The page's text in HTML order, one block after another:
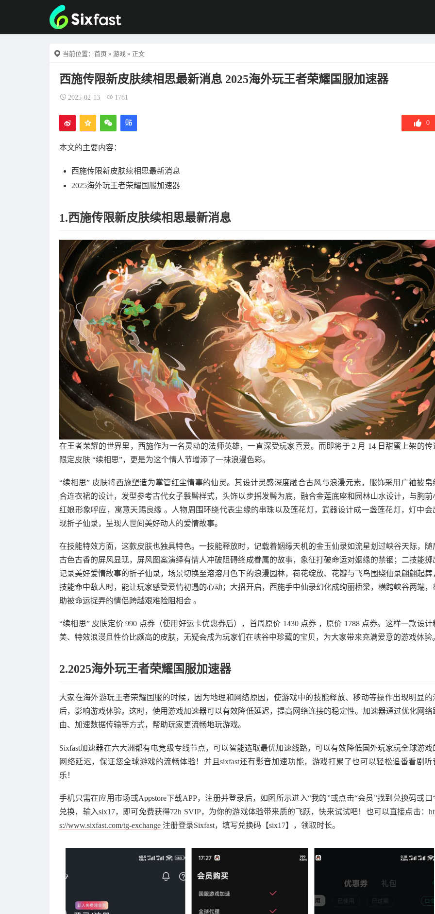
当前位置： 首页 » 游戏 » 正文
西施传限新皮肤续相思最新消息 2025海外玩王者荣耀国服加速器
2025-02-13 1781
0
本文的主要内容：
西施传限新皮肤续相思最新消息
2025海外玩王者荣耀国服加速器
1.西施传限新皮肤续相思最新消息
在王者荣耀的世界里，西施作为一名灵动的法师英雄，一直深受玩家喜爱。而即将于 2 月 14 日甜蜜上架的传
限定皮肤 “续相思”，更是为这个情人节增添了一抹浪漫色彩。
“续相思” 皮肤将西施塑造为掌管红尘情事的仙灵。其设计灵感深度融合古风与浪漫元素，服饰采用广袖披帛
合连衣裙的设计，发型参考古代女子鬟髻样式，头饰以步摇发髻为底，融合金莲底座和园林山水设计，与胸前
红娘形象呼应，寓意天赐良缘 。人物周围环绕代表尘缘的串珠以及莲花灯，武器设计成一盏莲花灯，灯中会
现折子仙录，呈现人世间美好动人的爱情故事。
在技能特效方面，这款皮肤也独具特色。一技能释放时，记载着姻缘天机的金玉仙录如流星划过峡谷天际，随
古色古香的屏风显现，屏风图案演绎有情人冲破阻碍终成眷属的故事，象征打破命运对姻缘的禁锢；二技能掷
记录美好爱情故事的折子仙录，场景切换至溶溶月色下的浪漫园林，荷花绽放、花瓣与飞鸟围绕仙录翩翩起舞
技能命中敌人时，能让玩家感受爱情初遇的心动；大招开启，西施手中仙录幻化成绚丽桥梁，横跨峡谷两端，
助被命运捉弄的情侣跨越艰难险阻相会 。
“续相思” 皮肤定价 990 点券（使用好运卡优惠券后），首周原价 1430 点券 ，原价 1788 点券。这样一款设计
美、特效浪漫且性价比颇高的皮肤，无疑会成为玩家们在峡谷中珍藏的宝贝，为大家带来充满爱意的游戏体验
2.2025海外玩王者荣耀国服加速器
大家在海外游玩王者荣耀国服的时候，因为地理和网络原因，使游戏中的技能释放、移动等操作出现明显的
后，影响游戏体验。这时，使用游戏加速器可以有效降低延迟，提高网络连接的稳定性。加速器通过优化网络
由、加速数据传输等方式，帮助玩家更流畅地玩游戏。
Sixfast加速器在六大洲都有电竞级专线节点，可以智能选取最优加速线路，可以有效降低国外玩家玩全球游戏
网络延迟，保证您全球游戏的流畅体验！并且sixfast还有影音加速功能，游戏打累了也可以轻松追番看剧听
乐！
手机只需在应用市场或Appstore下载APP，注册并登录后，如图所示进入“我的”或点击“会员”找到兑换码或口
兑换，输入six17，即可免费获得72h SVIP，为你的游戏体验带来质的飞跃，快来试试吧！也可以直接点击：
s://www.sixfast.com/tg-exchange 注册登录Sixfast，填写兑换码【six17】，领取时长。